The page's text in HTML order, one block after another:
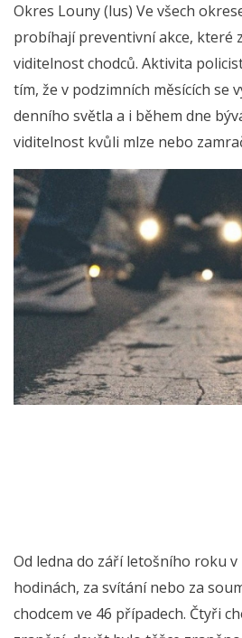
Okres Louny (lus) Ve všech
probíhají preventivní akce, které
viditelnost chodců. Aktivita
tím, že v podzimních měsících se
denního světla a i během dne
viditelnost kvůli mlze nebo
Od ledna do září letošního roku
hodinách, za svítání nebo za
chodcem ve 46 případech. Čtyři